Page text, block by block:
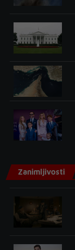
Zanimljivosti